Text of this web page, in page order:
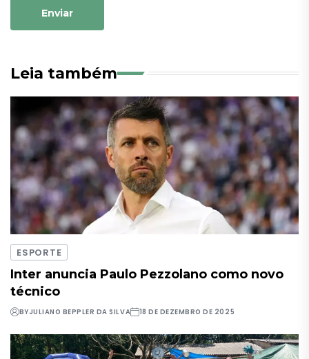
Enviar
Leia também
ESPORTE
Inter anuncia Paulo Pezzolano como novo
técnico
BYJULIANO BEPPLER DA SILVA 18 DE DEZEMBRO DE 2025